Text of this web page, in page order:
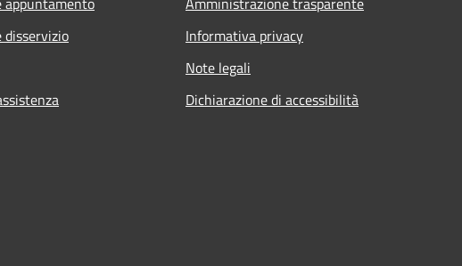
disservizio
Informativa privacy
Note legali
Dichiarazione di accessibilità